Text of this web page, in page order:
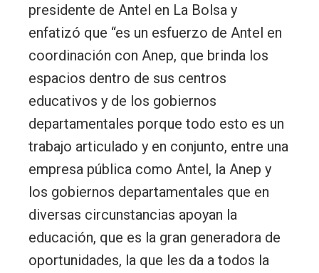
presidente de Antel en La Bolsa y
enfatizó que “es un esfuerzo de Antel en
coordinación con Anep, que brinda los
espacios dentro de sus centros
educativos y de los gobiernos
departamentales porque todo esto es un
trabajo articulado y en conjunto, entre una
empresa pública como Antel, la Anep y
los gobiernos departamentales que en
diversas circunstancias apoyan la
educación, que es la gran generadora de
oportunidades, la que les da a todos la